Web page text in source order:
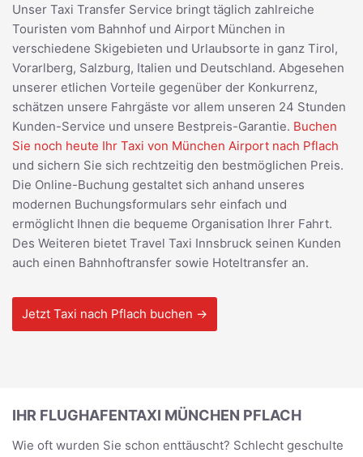
Unser Taxi Transfer Service bringt täglich zahlreiche
Touristen vom Bahnhof und Airport München in
verschiedene Skigebieten und Urlaubsorte in ganz Tirol,
Vorarlberg, Salzburg, Italien und Deutschland. Abgesehen
unserer etlichen Vorteile gegenüber der Konkurrenz,
schätzen unsere Fahrgäste vor allem unseren 24 Stunden
Kunden-Service und unsere Bestpreis-Garantie. Buchen
Sie noch heute Ihr Taxi von München Airport nach Pflach
und sichern Sie sich rechtzeitig den bestmöglichen Preis.
Die Online-Buchung gestaltet sich anhand unseres
modernen Buchungsformulars sehr einfach und
ermöglicht Ihnen die bequeme Organisation Ihrer Fahrt.
Des Weiteren bietet Travel Taxi Innsbruck seinen Kunden
auch einen Bahnhoftransfer sowie Hoteltransfer an.
Jetzt Taxi nach Pflach buchen →
IHR FLUGHAFENTAXI MÜNCHEN PFLACH
Wie oft wurden Sie schon enttäuscht? Schlecht geschulte